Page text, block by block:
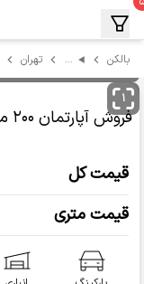
بالکن … تهران
۱
فروش آپارتمان ۲۰۰ متری دریان نو
قیمت کل
قیمت متری